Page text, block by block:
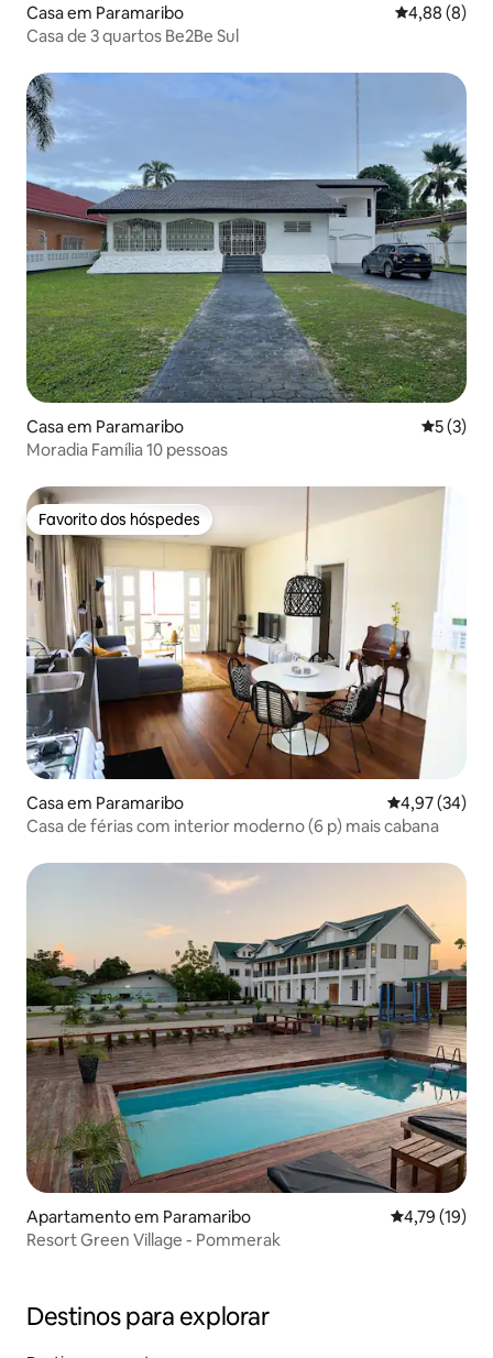
Casa em Paramaribo
4,88 (8)
Casa de 3 quartos Be2Be Sul
Casa em Paramaribo
5 (3)
Moradia Família 10 pessoas
Favorito dos hóspedes
Favorito dos hóspedes
Casa em Paramaribo Classificação
4,97 (34)
Casa de férias com interior moderno (6 p) mais cabana
Apartamento em Paramaribo Classificação
4,79 (19)
Resort Green Village - Pommerak
Destinos para explorar